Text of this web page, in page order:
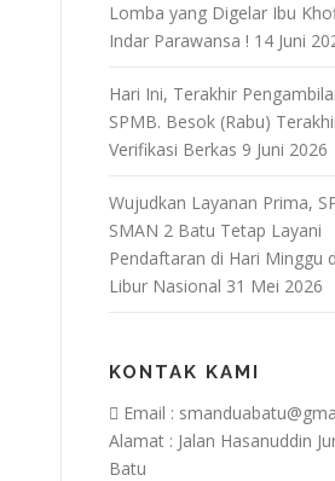
Lomba yang Digelar Ibu
Indar Parawansa ! 14 Juni
Hari Ini, Terakhir
SPMB. Besok (Rabu)
Verifikasi Berkas 9 Juni 2026
Wujudkan Layanan Prima,
SMAN 2 Batu Tetap Layani
Pendaftaran di Hari Minggu
Libur Nasional 31 Mei 2026
KONTAK KAMI
Email :
Alamat : Jalan Hasanuddin
Batu